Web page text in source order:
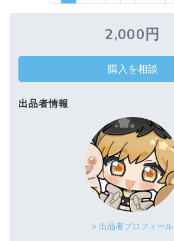
2,000円
購入を相談
出品者情報
> 出品者プロフィール